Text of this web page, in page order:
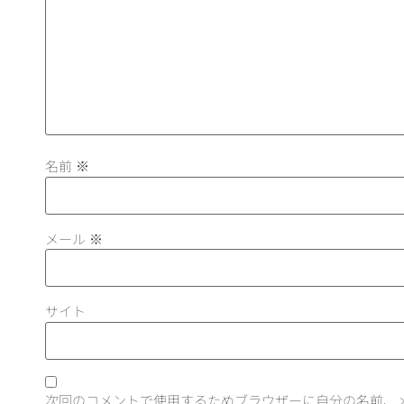
名前 ※
メール ※
サイト
次回のコメントで使用するためブラウザーに自分の名前、